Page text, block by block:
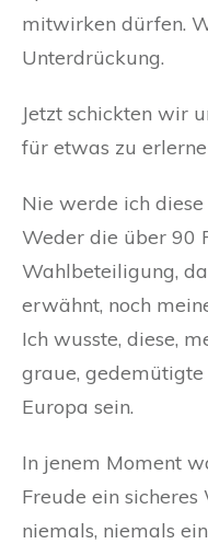
mitwirken dürfen.
Unterdrückung.
Jetzt schickten wir
für etwas zu
Nie werde ich
Weder die über 90
Wahlbeteiligung,
erwähnt, noch
Ich wusste, diese,
graue,
Europa sein.
In jenem Moment
Freude ein
niemals, niemals